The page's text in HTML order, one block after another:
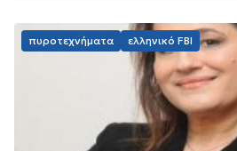
πυροτεχνήματα ελληνικό FBI